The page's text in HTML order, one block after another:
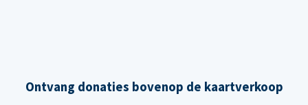
Ontvang donaties bovenop de kaartverkoop